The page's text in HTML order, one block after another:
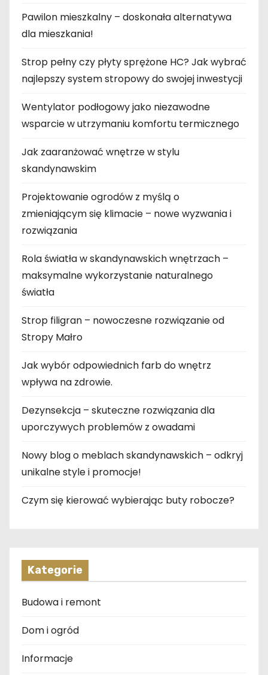
Pawilon mieszkalny – doskonała alternatywa
dla mieszkania!
Strop pełny czy płyty sprężone HC? Jak wybrać
najlepszy system stropowy do swojej inwestycji
Wentylator podłogowy jako niezawodne
wsparcie w utrzymaniu komfortu termicznego
Jak zaaranżować wnętrze w stylu
skandynawskim
Projektowanie ogrodów z myślą o
zmieniającym się klimacie – nowe wyzwania i
rozwiązania
Rola światła w skandynawskich wnętrzach –
maksymalne wykorzystanie naturalnego
światła
Strop filigran – nowoczesne rozwiązanie od
Stropy Małro
Jak wybór odpowiednich farb do wnętrz
wpływa na zdrowie.
Dezynsekcja – skuteczne rozwiązania dla
uporczywych problemów z owadami
Nowy blog o meblach skandynawskich – odkryj
unikalne style i promocje!
Czym się kierować wybierając buty robocze?
Kategorie
Budowa i remont
Dom i ogród
Informacje